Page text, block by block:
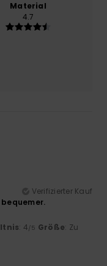
Material
4.7
Verifizierter Kauf
: 4/5 Größe: Zu